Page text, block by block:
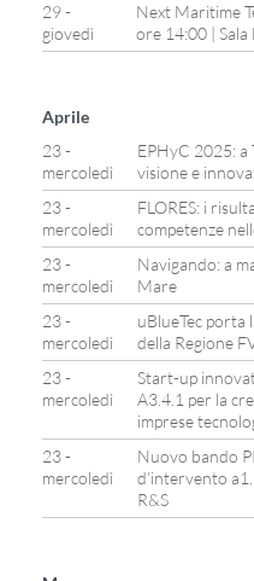
29 -
giovedì
Next Maritime
ore 14:00 |
Aprile
23 -
mercoledì
EPHyC 2025: a
visione e
23 -
mercoledì
FLORES: i
competenze
23 -
mercoledì
Navigando: a
Mare
23 -
mercoledì
uBlueTec porta
della Regione
23 -
mercoledì
Start-up
A3.4.1 per la
imprese
23 -
mercoledì
Nuovo bando
d’intervento
R&S